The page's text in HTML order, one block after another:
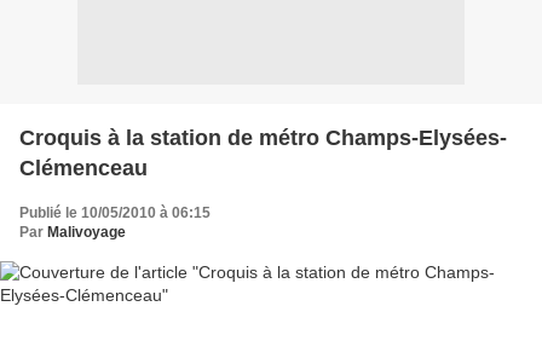
Croquis à la station de métro Champs-Elysées-
Clémenceau
Publié le 10/05/2010 à 06:15
Par Malivoyage